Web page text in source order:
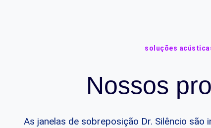
soluções
Nossos
As janelas de sobreposição Dr. Silêncio são